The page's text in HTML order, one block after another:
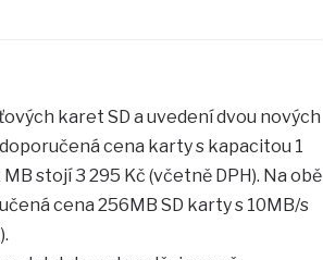
karet SD a uvedení dvou nových
cena karty s kapacitou 1
stojí 3 295 Kč (včetně DPH). Na obě
cena 256MB SD karty s 10MB/s